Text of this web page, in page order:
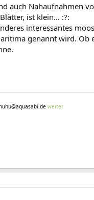
auch Nahaufnahmen
ist klein... :?:
interessantes
genannt wird.
weiter.